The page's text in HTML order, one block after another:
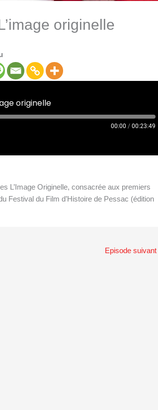
originelle
originelle
00:00 / 00:23:49
L’Image Originelle, consacrée aux premiers
Festival du Film d’Histoire de Pessac (édition
Episode suivant